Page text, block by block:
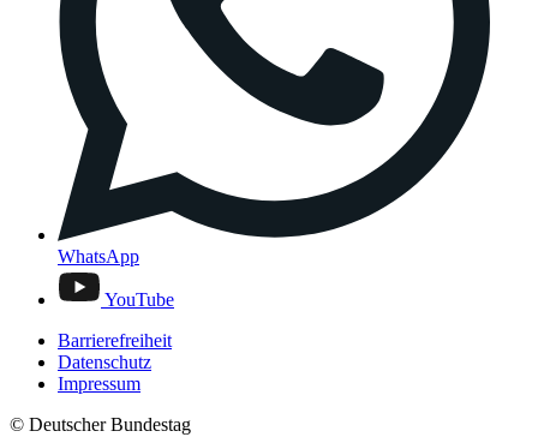
WhatsApp
YouTube
Barrierefreiheit
Datenschutz
Impressum
© Deutscher Bundestag